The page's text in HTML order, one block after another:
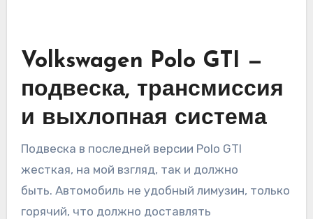
Volkswagen Polo GTI —
подвеска, трансмиссия
и выхлопная система
Подвеска в последней версии Polo GTI
жесткая, на мой взгляд, так и должно
быть. Автомобиль не удобный лимузин, только
горячий, что должно доставлять